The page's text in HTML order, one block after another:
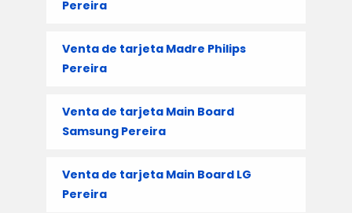
Pereira
Venta de tarjeta Madre Philips
Pereira
Venta de tarjeta Main Board
Samsung Pereira
Venta de tarjeta Main Board LG
Pereira